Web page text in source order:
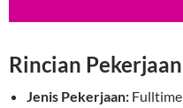
Rincian Pekerjaan
Jenis Pekerjaan: Fulltime